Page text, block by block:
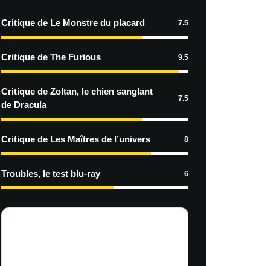
Critique de Le Monstre du placard 7.5
Critique de The Furious 9.5
Critique de Zoltan, le chien sanglant
de Dracula
7.5
Critique de Les Maîtres de l’univers 8
Troubles, le test blu-ray 6